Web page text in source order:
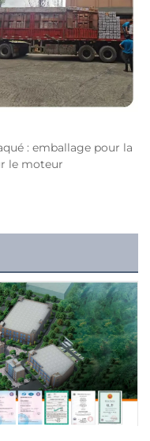
: emballage pour la
le moteur